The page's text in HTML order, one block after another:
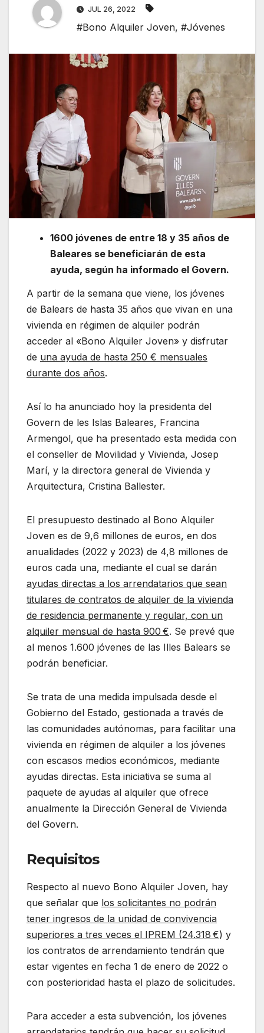
JUL 26, 2022
#Bono Alquiler Joven, #Jóvenes
1600 jóvenes de entre 18 y 35 años de
Baleares se beneficiarán de esta
ayuda, según ha informado el Govern.
A partir de la semana que viene, los jóvenes
de Balears de hasta 35 años que vivan en una
vivienda en régimen de alquiler podrán
acceder al «Bono Alquiler Joven» y disfrutar
de una ayuda de hasta 250 € mensuales
durante dos años.
Así lo ha anunciado hoy la presidenta del
Govern de les Islas Baleares, Francina
Armengol, que ha presentado esta medida con
el conseller de Movilidad y Vivienda, Josep
Marí, y la directora general de Vivienda y
Arquitectura, Cristina Ballester.
El presupuesto destinado al Bono Alquiler
Joven es de 9,6 millones de euros, en dos
anualidades (2022 y 2023) de 4,8 millones de
euros cada una, mediante el cual se darán
ayudas directas a los arrendatarios que sean
titulares de contratos de alquiler de la vivienda
de residencia permanente y regular, con un
alquiler mensual de hasta 900 €. Se prevé que
al menos 1.600 jóvenes de las Illes Balears se
podrán beneficiar.
Se trata de una medida impulsada desde el
Gobierno del Estado, gestionada a través de
las comunidades autónomas, para facilitar una
vivienda en régimen de alquiler a los jóvenes
con escasos medios económicos, mediante
ayudas directas. Esta iniciativa se suma al
paquete de ayudas al alquiler que ofrece
anualmente la Dirección General de Vivienda
del Govern.
Requisitos
Respecto al nuevo Bono Alquiler Joven, hay
que señalar que los solicitantes no podrán
tener ingresos de la unidad de convivencia
superiores a tres veces el IPREM (24.318 €) y
los contratos de arrendamiento tendrán que
estar vigentes en fecha 1 de enero de 2022 o
con posterioridad hasta el plazo de solicitudes.
Para acceder a esta subvención, los jóvenes